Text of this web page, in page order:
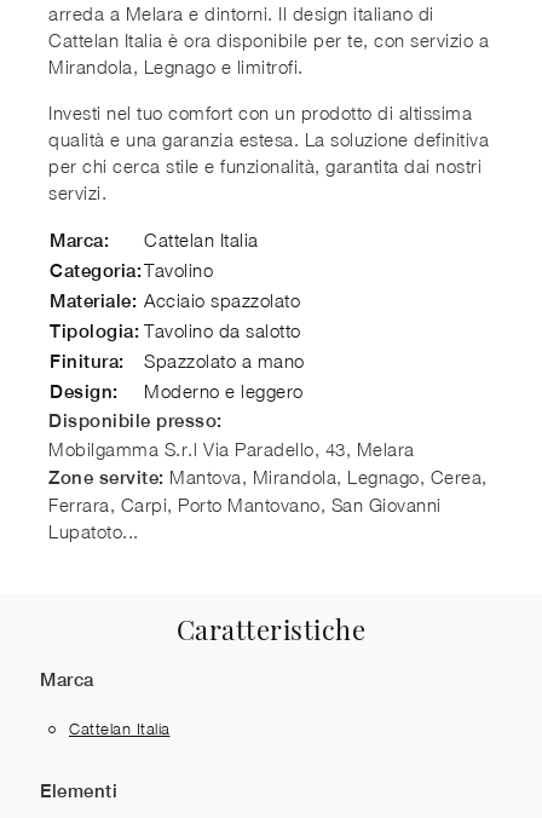
arreda a Melara e dintorni. Il design italiano di
Cattelan Italia è ora disponibile per te, con servizio a
Mirandola, Legnago e limitrofi.
Investi nel tuo comfort con un prodotto di altissima
qualità e una garanzia estesa. La soluzione definitiva
per chi cerca stile e funzionalità, garantita dai nostri
servizi.
Marca: Cattelan Italia
Categoria:Tavolino
Materiale: Acciaio spazzolato
Tipologia: Tavolino da salotto
Finitura: Spazzolato a mano
Design: Moderno e leggero
Disponibile presso:
Mobilgamma S.r.l Via Paradello, 43, Melara
Zone servite: Mantova, Mirandola, Legnago, Cerea,
Ferrara, Carpi, Porto Mantovano, San Giovanni
Lupatoto...
Caratteristiche
Marca
Cattelan Italia
Elementi